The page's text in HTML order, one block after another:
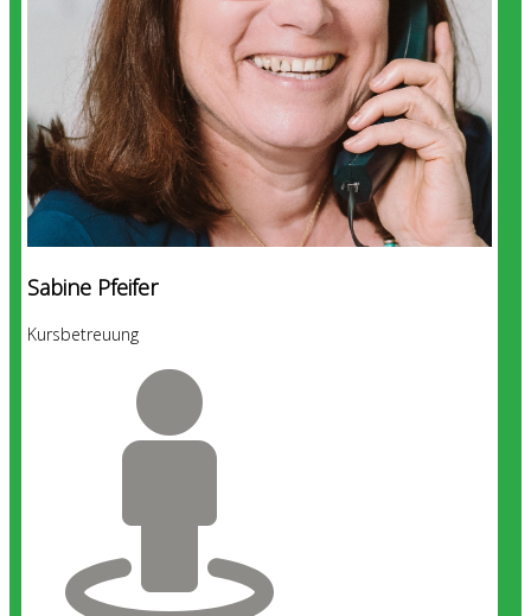
Sabine Pfeifer
Kursbetreuung